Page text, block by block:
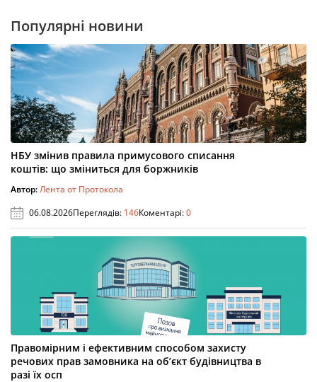
Популярні новини
НБУ змінив правила примусового списання
коштів: що зміниться для боржників
Автор:Лента от Протокола
06.08.2026Переглядів: 146Коментарі:0
Правомірним і ефективним способом захисту
речових прав замовника на об’єкт будівництва в
разі їх осп